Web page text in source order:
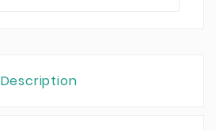
Description